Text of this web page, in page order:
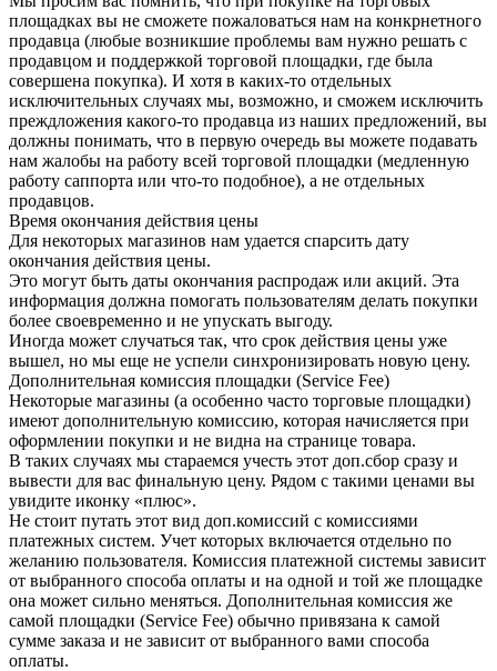
площадках вы не сможете пожаловаться нам на конкрнетного
продавца (любые возникшие проблемы вам нужно решать с
продавцом и поддержкой торговой площадки, где была
совершена покупка). И хотя в каких-то отдельных
исключительных случаях мы, возможно, и сможем исключить
преждложения какого-то продавца из наших предложений, вы
должны понимать, что в первую очередь вы можете подавать
нам жалобы на работу всей торговой площадки (медленную
работу саппорта или что-то подобное), а не отдельных
продавцов.
Время окончания действия цены
Для некоторых магазинов нам удается спарсить дату
окончания действия цены.
Это могут быть даты окончания распродаж или акций. Эта
информация должна помогать пользователям делать покупки
более своевременно и не упускать выгоду.
Иногда может случаться так, что срок действия цены уже
вышел, но мы еще не успели синхронизировать новую цену.
Дополнительная комиссия площадки (Service Fee)
Некоторые магазины (а особенно часто торговые площадки)
имеют дополнительную комиссию, которая начисляется при
оформлении покупки и не видна на странице товара.
В таких случаях мы стараемся учесть этот доп.сбор сразу и
вывести для вас финальную цену. Рядом с такими ценами вы
увидите иконку «плюс».
Не стоит путать этот вид доп.комиссий с комиссиями
платежных систем. Учет которых включается отдельно по
желанию пользователя. Комиссия платежной системы зависит
от выбранного способа оплаты и на одной и той же площадке
она может сильно меняться. Дополнительная комиссия же
самой площадки (Service Fee) обычно привязана к самой
сумме заказа и не зависит от выбранного вами способа
оплаты.